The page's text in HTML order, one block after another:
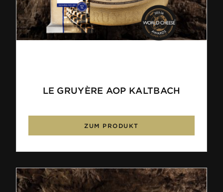
LE GRUYÈRE AOP KALTBACH
ZUM PRODUKT